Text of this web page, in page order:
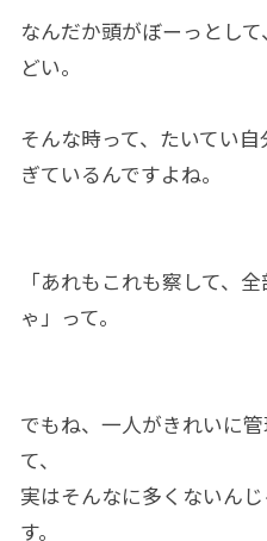
なんだか頭がぼーっとし
どい。
そんな時って、たいてい
ぎているんですよね。
「あれもこれも察して、
ゃ」って。
でもね、一人がきれいに
て、
実はそんなに多くないん
す。